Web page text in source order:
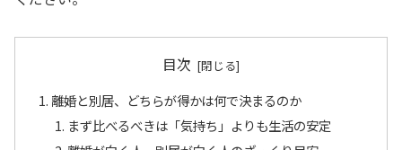
目次
離婚と別居、どちらが得かは何で決まるのか
まず比べるべきは「気持ち」よりも生活の安定